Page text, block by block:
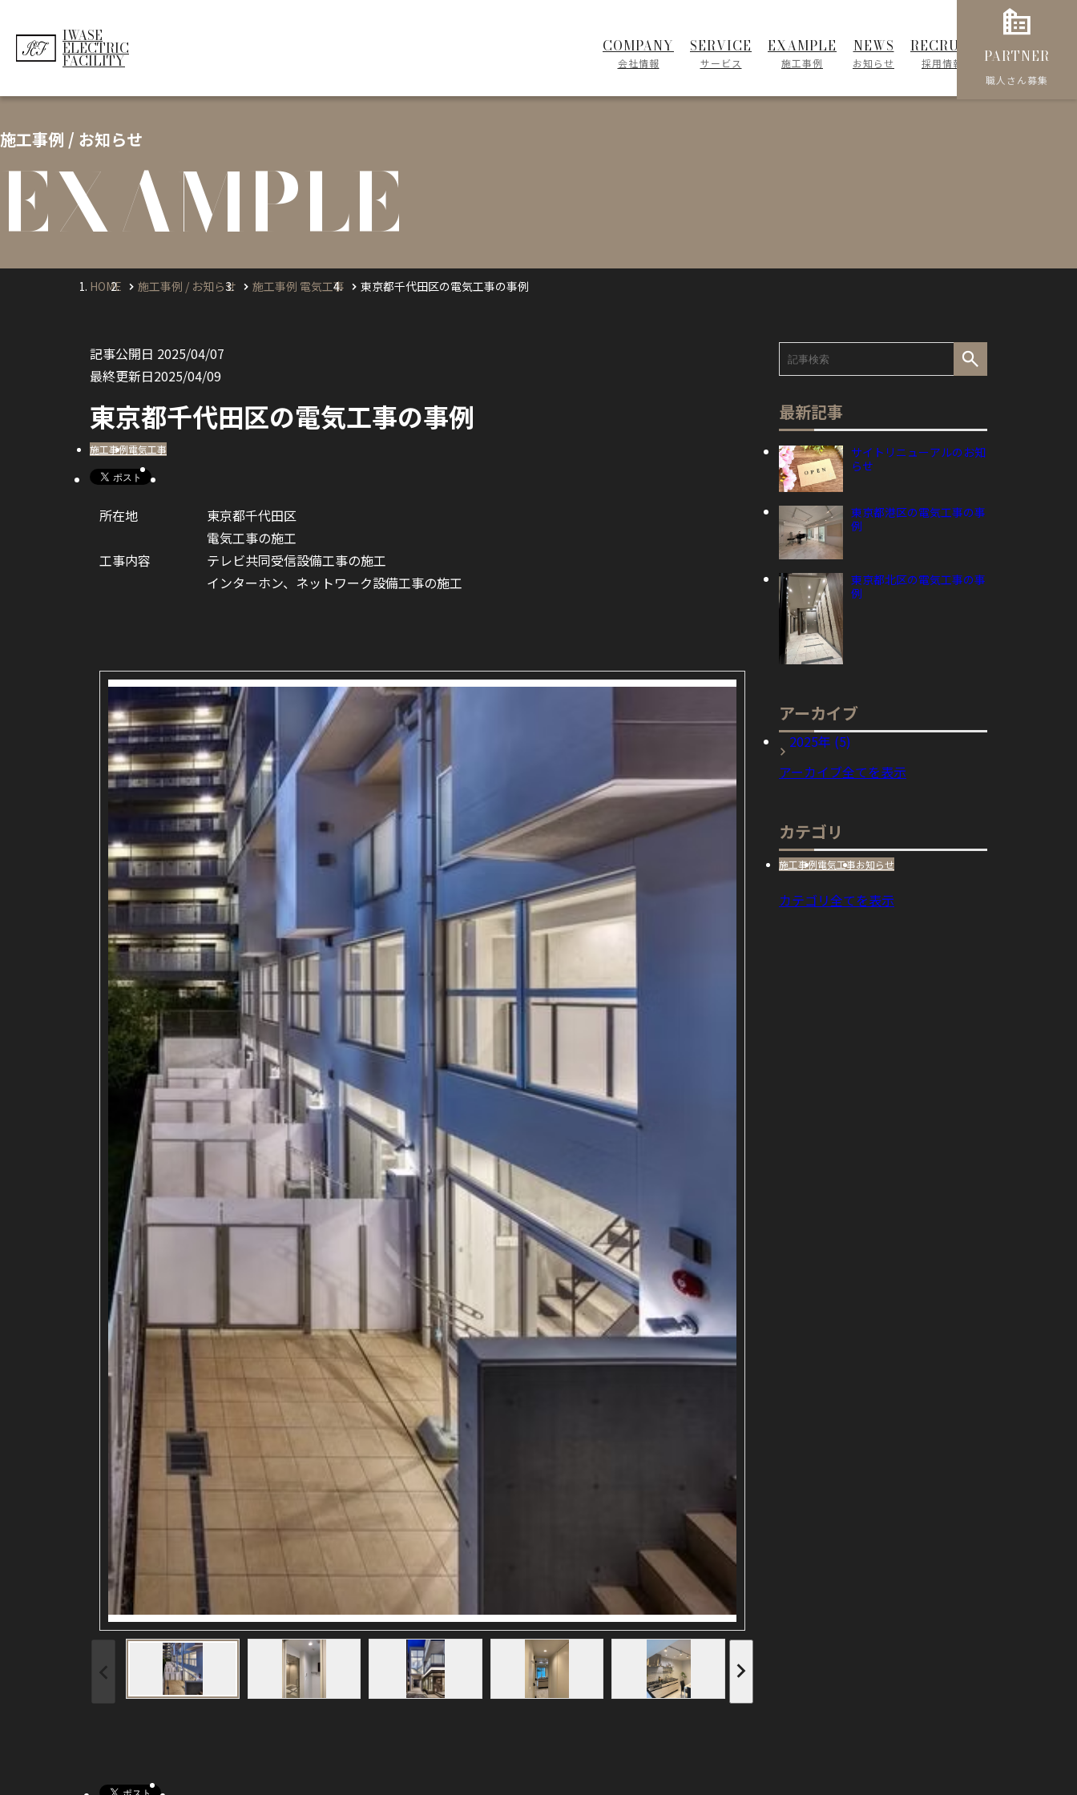
IWASE
ELECTRIC
FACILITY
COMPANY
会社情報
SERVICE
サービス
EXAMPLE
施工事例
NEWS
お知らせ
RECRUIT
採用情報 お問い合わせ
source_environment
PARTNER
職人さん募集
施工事例 / お知らせ
EXAMPLE
HOME 施工事例 / お知らせ 施工事例 電気工事 東京都千代田区の電気工事の事例
記事公開日 2025/04/07
最終更新日2025/04/09
東京都千代田区の電気工事の事例
施工事例電気工事
所在地 東京都千代田区
工事内容
電気工事の施工
テレビ共同受信設備工事の施工
インターホン、ネットワーク設備工事の施工
最新記事
サイトリニューアルのお知
らせ
東京都港区の電気工事の事
例
東京都北区の電気工事の事
例
アーカイブ
2025年 (5)
アーカイブ全てを表示
カテゴリ
施工事例電気工事お知らせ
カテゴリ全てを表示